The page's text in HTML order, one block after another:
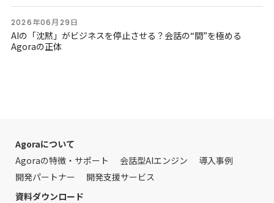
2026年06月29日
AIの「沈黙」がビジネスを停止させる？会話の“間”を極める
Agoraの正体
Agoraについて
Agoraの特徴・サポート
会話型AIエンジン
導入事例
開発パートナー
開発支援サービス
資料ダウンロード